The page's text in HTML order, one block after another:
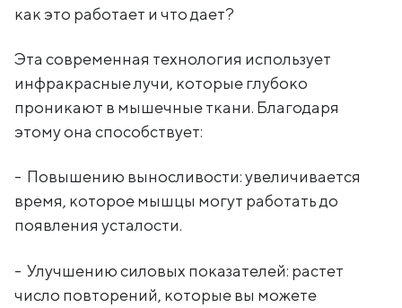
как это работает и что дает?
Эта современная технология использует
инфракрасные лучи, которые глубоко
проникают в мышечные ткани. Благодаря
этому она способствует:
- Повышению выносливости: увеличивается
время, которое мышцы могут работать до
появления усталости.
- Улучшению силовых показателей: растет
число повторений, которые вы можете